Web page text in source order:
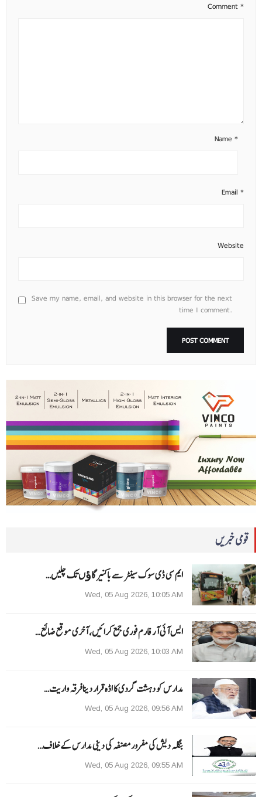
قومی خبریں
ایم سی ڈی سوک سینٹر سے باکنیر گاﺅں تک چلیں…
Wed, 05 Aug 2026, 10:05 AM
ایس آئی آر فارم فوری جمع کرائیں، آخری موقع ضائع…
Wed, 05 Aug 2026, 10:03 AM
مدارس کو دہشت گردی کا اڈہ قرار دینا فرقہ واریت…
Wed, 05 Aug 2026, 09:56 AM
بنگلہ دیش کی مفرور مصنفہ کی دینی مدارس کے خلاف…
Wed, 05 Aug 2026, 09:55 AM
Comment *
Name *
Email *
Website
Save my name, email, and website in this browser for the next
time I comment.